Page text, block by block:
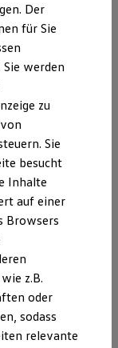
der Auto
Im
Verarbeitung
uns im
Webseite.
Daten
durch uns
Folgenden
Der
für Sie
werden
zu
Sie
besucht
Inhalte
auf einer
Browsers
z.B.
oder
sodass
relevante